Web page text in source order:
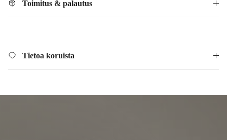
Toimitus & palautus
Tietoa koruista